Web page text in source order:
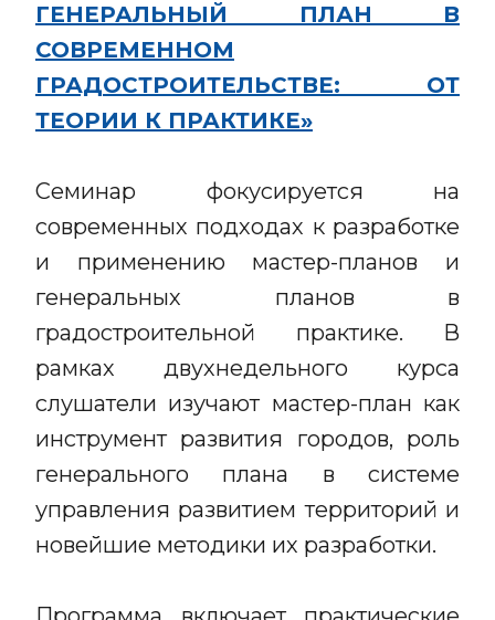
ГЕНЕРАЛЬНЫЙ ПЛАН В
СОВРЕМЕННОМ
ГРАДОСТРОИТЕЛЬСТВЕ: ОТ
ТЕОРИИ К ПРАКТИКЕ»
Семинар фокусируется на
современных подходах к разработке
и применению мастер-планов и
генеральных планов в
градостроительной практике. В
рамках двухнедельного курса
слушатели изучают мастер-план как
инструмент развития городов, роль
генерального плана в системе
управления развитием территорий и
новейшие методики их разработки.